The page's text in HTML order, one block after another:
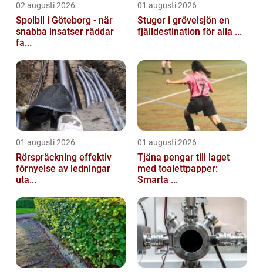
02 augusti 2026
Spolbil i Göteborg - när
snabba insatser räddar
fa...
01 augusti 2026
Stugor i grövelsjön en
fjälldestination för alla ...
01 augusti 2026
Rörspräckning effektiv
förnyelse av ledningar
uta...
01 augusti 2026
Tjäna pengar till laget
med toalettpapper:
Smarta ...